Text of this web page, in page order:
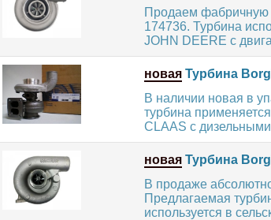
Продаем фабричную
174736. Турбина
JOHN DEERE с
новая Турбина
В наличии новая в
турбина
CLAAS с
новая Турбина
В продаже
Предлагаемая
используется в